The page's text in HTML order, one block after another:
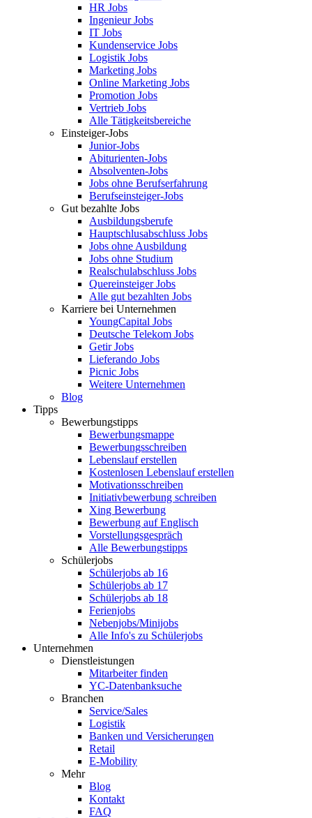
HR Jobs
Ingenieur Jobs
IT Jobs
Kundenservice Jobs
Logistik Jobs
Marketing Jobs
Online Marketing Jobs
Promotion Jobs
Vertrieb Jobs
Alle Tätigkeitsbereiche
Einsteiger-Jobs
Junior-Jobs
Abiturienten-Jobs
Absolventen-Jobs
Jobs ohne Berufserfahrung
Berufseinsteiger-Jobs
Gut bezahlte Jobs
Ausbildungsberufe
Hauptschlusabschluss Jobs
Jobs ohne Ausbildung
Jobs ohne Studium
Realschulabschluss Jobs
Quereinsteiger Jobs
Alle gut bezahlten Jobs
Karriere bei Unternehmen
YoungCapital Jobs
Deutsche Telekom Jobs
Getir Jobs
Lieferando Jobs
Picnic Jobs
Weitere Unternehmen
Blog
Tipps
Bewerbungstipps
Bewerbungsmappe
Bewerbungsschreiben
Lebenslauf erstellen
Kostenlosen Lebenslauf erstellen
Motivationsschreiben
Initiativbewerbung schreiben
Xing Bewerbung
Bewerbung auf Englisch
Vorstellungsgespräch
Alle Bewerbungstipps
Schülerjobs
Schülerjobs ab 16
Schülerjobs ab 17
Schülerjobs ab 18
Ferienjobs
Nebenjobs/Minijobs
Alle Info's zu Schülerjobs
Unternehmen
Dienstleistungen
Mitarbeiter finden
YC-Datenbanksuche
Branchen
Service/Sales
Logistik
Banken und Versicherungen
Retail
E-Mobility
Mehr
Blog
Kontakt
FAQ